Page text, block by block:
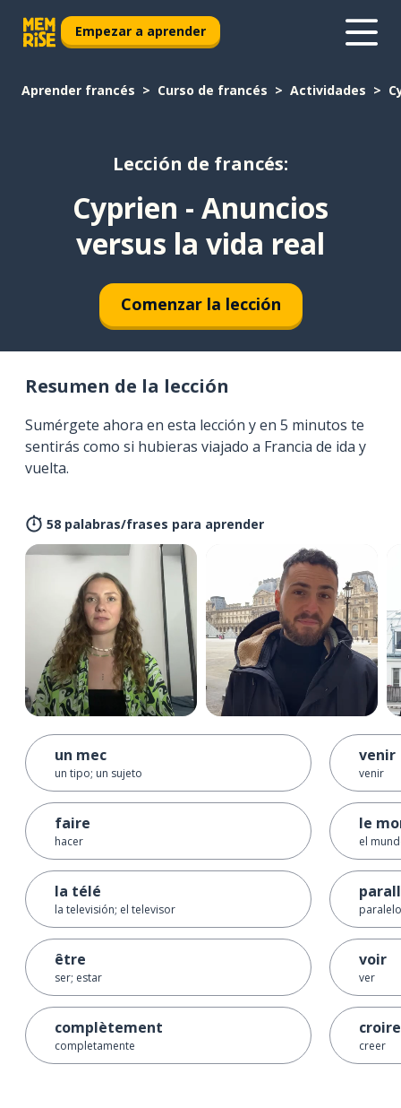
Empezar a aprender
Aprender francés Curso de francés Actividades
Lección de francés:
Cyprien - Anuncios
versus la vida real
Comenzar la lección
Resumen de la lección
Sumérgete ahora en esta lección y en 5 minutos te
sentirás como si hubieras viajado a Francia de ida y
vuelta.
58 palabras/frases para aprender
un mec
un tipo; un sujeto
faire
hacer
la télé
la televisión; el televisor
être
ser; estar
complètement
completamente
venir
venir
le
el
paralelo
voir
ver
croire
creer